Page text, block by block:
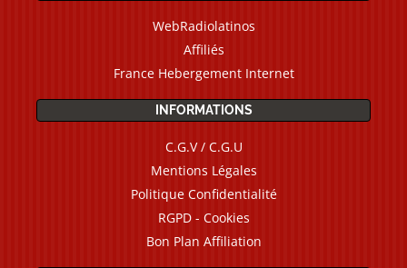
WebRadiolatinos
Affiliés
France Hebergement Internet
INFORMATIONS
C.G.V / C.G.U
Mentions Légales
Politique Confidentialité
RGPD - Cookies
Bon Plan Affiliation